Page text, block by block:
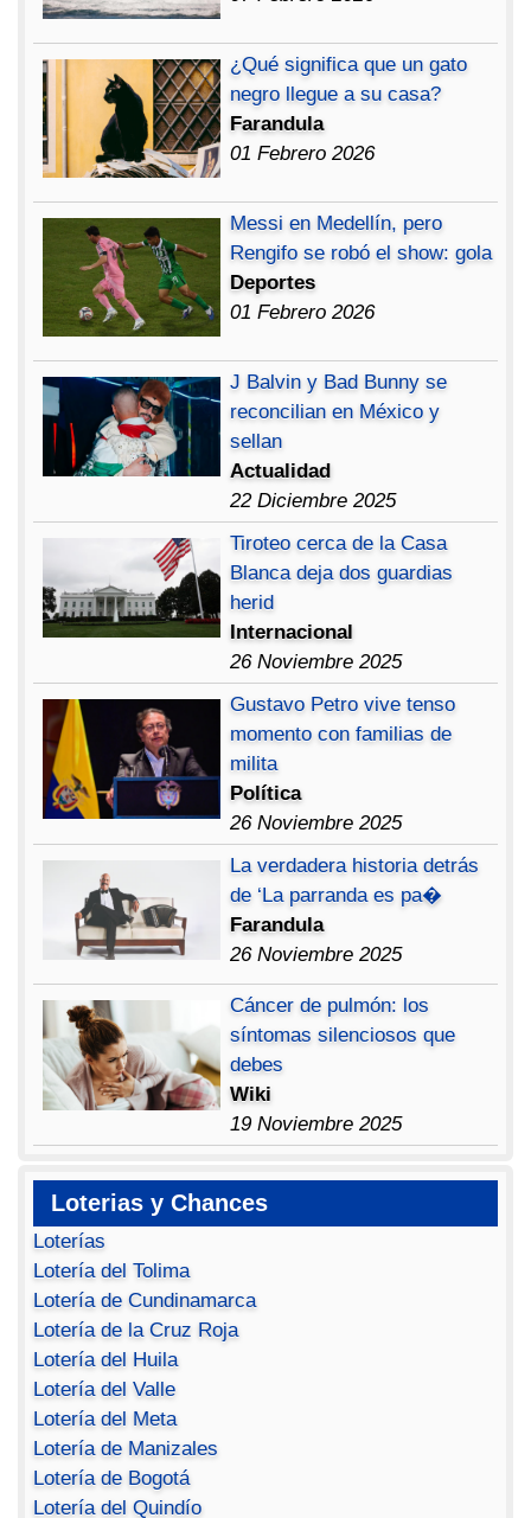
¿Qué significa que un gato
negro llegue a su casa?
Farandula
01 Febrero 2026
Messi en Medellín, pero
Rengifo se robó el show: gola
Deportes
01 Febrero 2026
J Balvin y Bad Bunny se
reconcilian en México y
sellan
Actualidad
22 Diciembre 2025
Tiroteo cerca de la Casa
Blanca deja dos guardias
herid
Internacional
26 Noviembre 2025
Gustavo Petro vive tenso
momento con familias de
milita
Política
26 Noviembre 2025
La verdadera historia detrás
de ‘La parranda es pa�
Farandula
26 Noviembre 2025
Cáncer de pulmón: los
síntomas silenciosos que
debes
Wiki
19 Noviembre 2025
Loterias y Chances
Loterías
Lotería del Tolima
Lotería de Cundinamarca
Lotería de la Cruz Roja
Lotería del Huila
Lotería del Valle
Lotería del Meta
Lotería de Manizales
Lotería de Bogotá
Lotería del Quindío